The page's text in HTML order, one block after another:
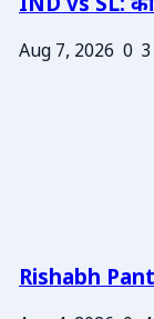
IND vs SL:
Aug 7, 2026 0 3
Rishabh